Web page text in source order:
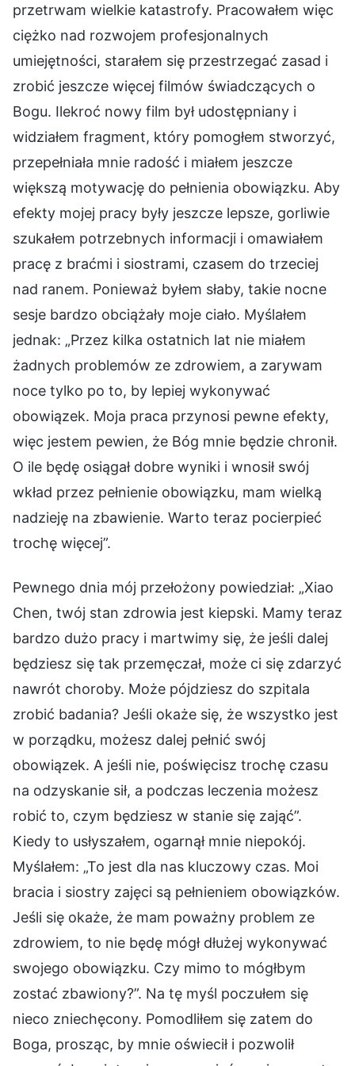
przetrwam wielkie katastrofy. Pracowałem więc
ciężko nad rozwojem profesjonalnych
umiejętności, starałem się przestrzegać zasad i
zrobić jeszcze więcej filmów świadczących o
Bogu. Ilekroć nowy film był udostępniany i
widziałem fragment, który pomogłem stworzyć,
przepełniała mnie radość i miałem jeszcze
większą motywację do pełnienia obowiązku. Aby
efekty mojej pracy były jeszcze lepsze, gorliwie
szukałem potrzebnych informacji i omawiałem
pracę z braćmi i siostrami, czasem do trzeciej
nad ranem. Ponieważ byłem słaby, takie nocne
sesje bardzo obciążały moje ciało. Myślałem
jednak: „Przez kilka ostatnich lat nie miałem
żadnych problemów ze zdrowiem, a zarywam
noce tylko po to, by lepiej wykonywać
obowiązek. Moja praca przynosi pewne efekty,
więc jestem pewien, że Bóg mnie będzie chronił.
O ile będę osiągał dobre wyniki i wnosił swój
wkład przez pełnienie obowiązku, mam wielką
nadzieję na zbawienie. Warto teraz pocierpieć
trochę więcej”.
Pewnego dnia mój przełożony powiedział: „Xiao
Chen, twój stan zdrowia jest kiepski. Mamy teraz
bardzo dużo pracy i martwimy się, że jeśli dalej
będziesz się tak przemęczał, może ci się zdarzyć
nawrót choroby. Może pójdziesz do szpitala
zrobić badania? Jeśli okaże się, że wszystko jest
w porządku, możesz dalej pełnić swój
obowiązek. A jeśli nie, poświęcisz trochę czasu
na odzyskanie sił, a podczas leczenia możesz
robić to, czym będziesz w stanie się zająć”.
Kiedy to usłyszałem, ogarnął mnie niepokój.
Myślałem: „To jest dla nas kluczowy czas. Moi
bracia i siostry zajęci są pełnieniem obowiązków.
Jeśli się okaże, że mam poważny problem ze
zdrowiem, to nie będę mógł dłużej wykonywać
swojego obowiązku. Czy mimo to mógłbym
zostać zbawiony?”. Na tę myśl poczułem się
nieco zniechęcony. Pomodliłem się zatem do
Boga, prosząc, by mnie oświecił i pozwolił